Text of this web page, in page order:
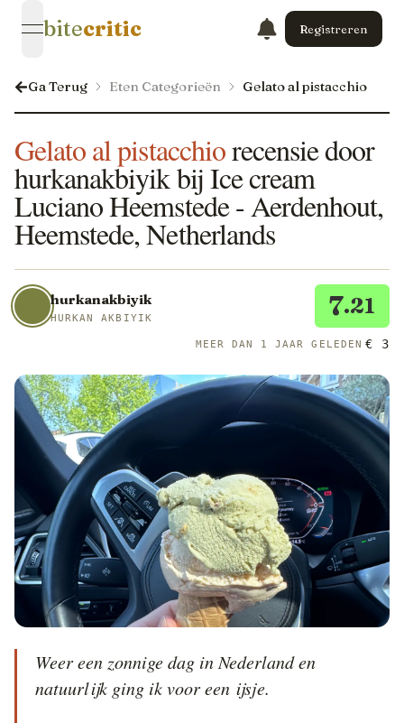
open navigation menu
bitecritic Registreren
Ga Terug Eten Categorieën Gelato al pistacchio
Gelato al pistacchiorecensie door
hurkanakbiyik bij Ice cream
Luciano Heemstede - Aerdenhout,
Heemstede, Netherlands
hurkanakbiyik
HURKAN AKBIYIK 7.21
MEER DAN 1 JAAR GELEDEN € 3
Weer een zonnige dag in Nederland en
natuurlijk ging ik voor een ijsje.